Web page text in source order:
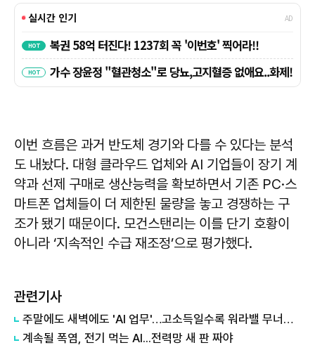
이번 흐름은 과거 반도체 경기와 다를 수 있다는 분석
도 내놨다. 대형 클라우드 업체와 AI 기업들이 장기 계
약과 선제 구매로 생산능력을 확보하면서 기존 PC·스
마트폰 업체들이 더 제한된 물량을 놓고 경쟁하는 구
조가 됐기 때문이다. 모건스탠리는 이를 단기 호황이
아니라 ‘지속적인 수급 재조정’으로 평가했다.
관련기사
주말에도 새벽에도 'AI 업무'…고소득일수록 워라밸 무너졌다
계속될 폭염, 전기 먹는 AI...전력망 새 판 짜야